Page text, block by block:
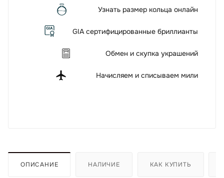
Узнать размер кольца онлайн
GIA сертифицированные бриллианты
Обмен и скупка украшений
Начисляем и списываем мили
ОПИСАНИЕ НАЛИЧИЕ КАК КУПИТЬ